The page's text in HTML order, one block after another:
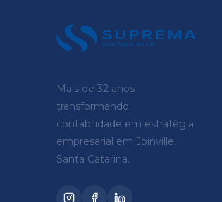
Mais de 32 anos
transformando
contabilidade em estratégia
empresarial em Joinville,
Santa Catarina.